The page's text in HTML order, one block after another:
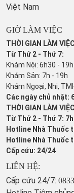
Việt Nam
GIỜ LÀM VIỆC
THỜI GIAN LÀM
Từ Thứ 2 - Thứ 7:
Khám Nội: 6h30 - 19h
Khám Sản: 7h - 19h
Khám Ngoại, Nhi,
Các ngày chủ nhật:
THỜI GIAN LÀM
Từ Thứ 2 - Thứ 7:
Hotline Nhà Thuốc
Hotline Nhà Thuốc
Cấp cứu: 24/24
LIÊN HỆ:
Cấp cứu 24/7: